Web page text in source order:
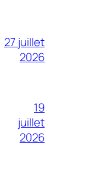
27 juillet
2026
19
juillet
2026